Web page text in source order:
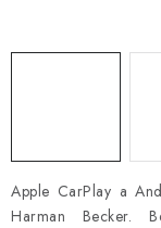
SEAT
Apple CarPlay a
Harman Becker.